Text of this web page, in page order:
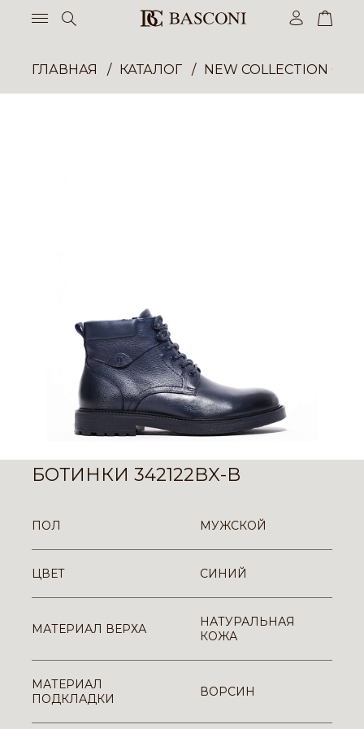
ГЛАВНАЯ КАТАЛОГ NEW COLLECTION
БОТИНКИ 342122BX-B
ПОЛ МУЖСКОЙ
ЦВЕТ СИНИЙ
МАТЕРИАЛ ВЕРХА
НАТУРАЛЬНАЯ
КОЖА
МАТЕРИАЛ
ПОДКЛАДКИ
ВОРСИН